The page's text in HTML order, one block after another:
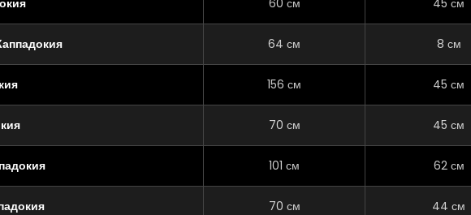
60 см 45 см
64 см 8 см
156 см 45 см
70 см 45 см
101 см 62 см
70 см 44 см